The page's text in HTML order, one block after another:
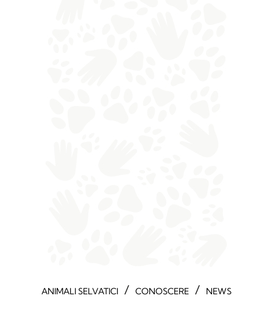
ANIMALI SELVATICI / CONOSCERE / NEWS